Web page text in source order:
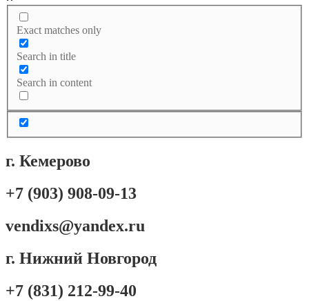
Exact matches only
Search in title
Search in content
г. Кемерово
+7 (903) 908-09-13
vendixs@yandex.ru
г. Нижний Новгород
+7 (831) 212-99-40